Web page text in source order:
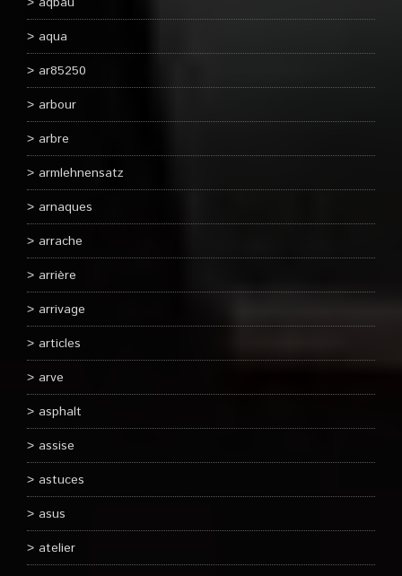
aqua
ar85250
arbour
arbre
armlehnensatz
arnaques
arrache
arrière
arrivage
articles
arve
asphalt
assise
astuces
asus
atelier